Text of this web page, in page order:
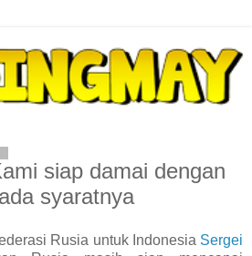
siap damai dengan
syaratnya
Rusia untuk Indonesia Sergei